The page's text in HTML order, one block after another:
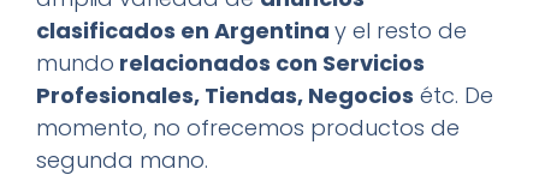
clasificados en Argentina y el resto de
mundo relacionados con Servicios
Profesionales, Tiendas, Negocios étc. De
momento, no ofrecemos productos de
segunda mano.